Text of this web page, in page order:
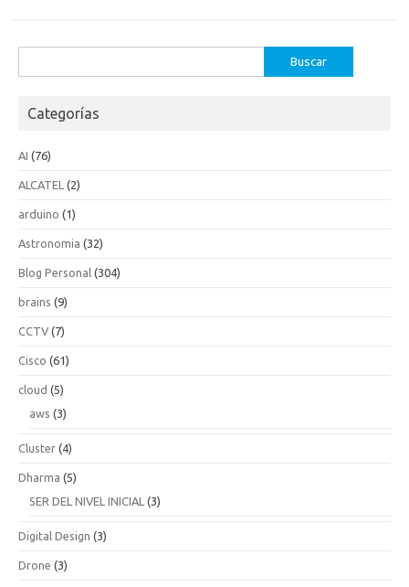
Categorías
AI (76)
ALCATEL (2)
arduino (1)
Astronomia (32)
Blog Personal (304)
brains (9)
CCTV (7)
Cisco (61)
cloud (5)
aws (3)
Cluster (4)
Dharma (5)
SER DEL NIVEL INICIAL (3)
Digital Design (3)
Drone (3)